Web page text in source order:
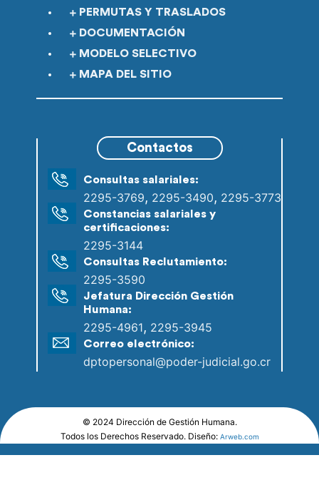
PERMUTAS Y TRASLADOS
DOCUMENTACIÓN
MODELO SELECTIVO
MAPA DEL SITIO
Contactos
Consultas salariales:
2295-3769, 2295-3490, 2295-3773
Constancias salariales y
certificaciones:
2295-3144
Consultas Reclutamiento:
2295-3590
Jefatura Dirección Gestión
Humana:
2295-4961, 2295-3945
Correo electrónico:
dptopersonal@poder-judicial.go.cr
© 2024 Dirección de Gestión Humana.
Todos los Derechos Reservado. Diseño: Arweb.com